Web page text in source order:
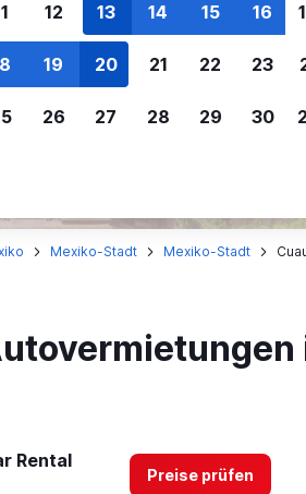
Preisalarm
Lass dich benachrichtigen,
um kein tolles Angebot zu
Mexiko-Stadt Mexiko-Stadt
Rental
Preise prüfen
12 13 14 15 16
19 20 21 22 23
26 27 28 29 30